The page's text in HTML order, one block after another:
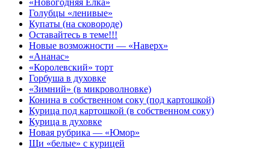
Голубцы «ленивые»
Купаты (на сковороде)
Оставайтесь в теме!!!
Новые возможности — «Наверх»
«Ананас»
«Королевский» торт
Горбуша в духовке
«Зимний» (в микроволновке)
Конина в собственном соку (под картошкой)
Курица под картошкой (в собственном соку)
Курица в духовке
Новая рубрика — «Юмор»
Щи «белые» с курицей